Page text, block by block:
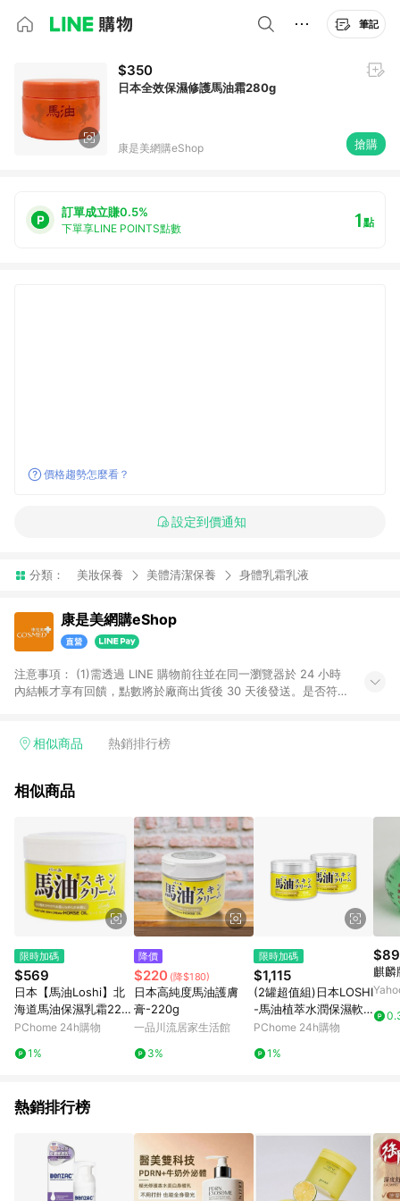
筆記
$350
日本全效保濕修護馬油霜280g
康是美網購eShop 搶購
訂單成立賺0.5%
下單享LINE POINTS點數 1點
價格趨勢怎麼看？
設定到價通知
分類： 美妝保養 美體清潔保養 身體乳霜乳液
康是美網購eShop
注意事項：​ (1)需透過 LINE 購物前往並在同一瀏覽器於 24 小時
內結帳才享有回饋，點數將於廠商出貨後 30 天後發送。​是否符
黃金鑽飾/精品相關/3C數位(含周邊)/家電視聽/運動戶外/母嬰用
饋%」，將於訂單成立後由「LINE購物通知」之官方帳號訊息通
依LINE購物網站訂單成立通知為準。​​ (5)LINE購物設有「單一商
品最高回饋點數」機制 (部分時段開放「回饋無上限」)，以同一
訂單中同一商品不論件數計算，請依訂單成立當下LINE購物的回
饋機制為準。
相似商品 熱銷排行榜
相似商品
限時加碼
$569
日本【馬油Loshi】北
海道馬油保濕乳霜220
g 3入組
PChome 24h購物
1%
降價
$220 (降$180)
日本高純度馬油護膚
膏-220g
一品川流居家生活館
3%
限時加碼
$1,115
(2罐超值組)日本LOSHI
-馬油植萃水潤保濕軟
化角質全身保養護膚霜
乳霜)
PChome 24h購物
1%
$89
麒
熱銷排行榜